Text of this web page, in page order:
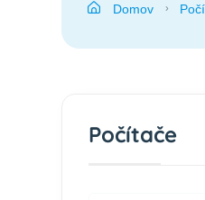
Domov
Počítače